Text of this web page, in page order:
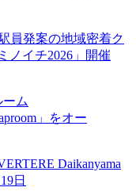
員発案の地域密着ク
ノイチ2026」開催
Daikanyama
日